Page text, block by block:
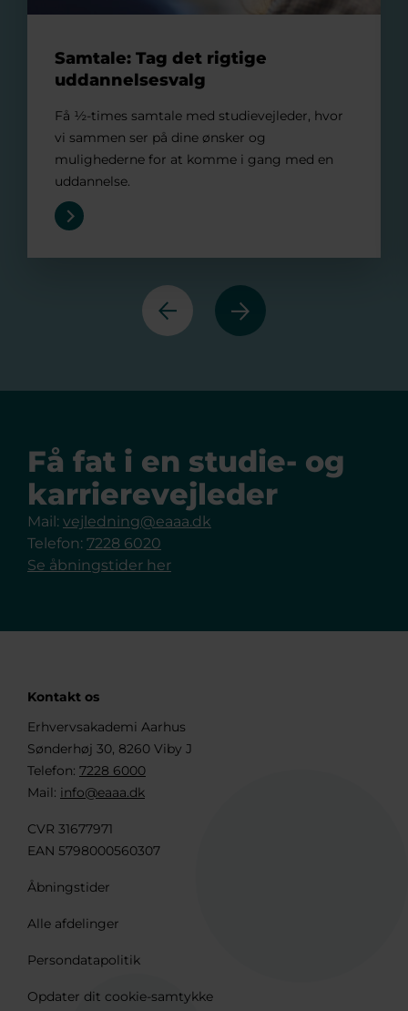
Samtale: Tag det rigtige
uddannelsesvalg
Få ½-times samtale med studievejleder, hvor
vi sammen ser på dine ønsker og
mulighederne for at komme i gang med en
uddannelse.
Forrige Næste
Få fat i en studie- og
karrierevejleder
Mail: vejledning@eaaa.dk
Telefon: 7228 6020
Se åbningstider her
Kontakt os
Erhvervsakademi Aarhus
Sønderhøj 30, 8260 Viby J
Telefon: 7228 6000
Mail: info@eaaa.dk
CVR 31677971
EAN 5798000560307
Åbningstider
Alle afdelinger
Persondatapolitik
Opdater dit cookie-samtykke